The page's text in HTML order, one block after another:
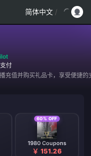
简体中文 /
付
充值并购买礼品卡，享受便捷的
60% OFF
1980 Coupons
￥ 151.26